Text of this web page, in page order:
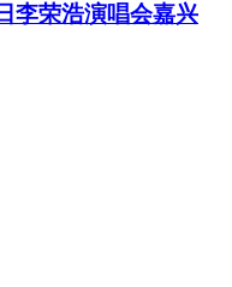
李荣浩演唱会嘉兴